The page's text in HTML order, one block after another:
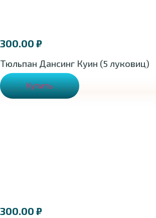
300.00 ₽
Тюльпан Дансинг Куин (5 луковиц)
Купить
300.00 ₽